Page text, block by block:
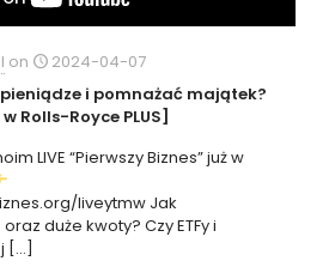
on
2024-04-07
i pomnażać majątek?
Rolls-Royce PLUS]
LIVE “Pierwszy Biznes” już w
liveytmw Jak
duże kwoty? Czy ETFy i
[…]